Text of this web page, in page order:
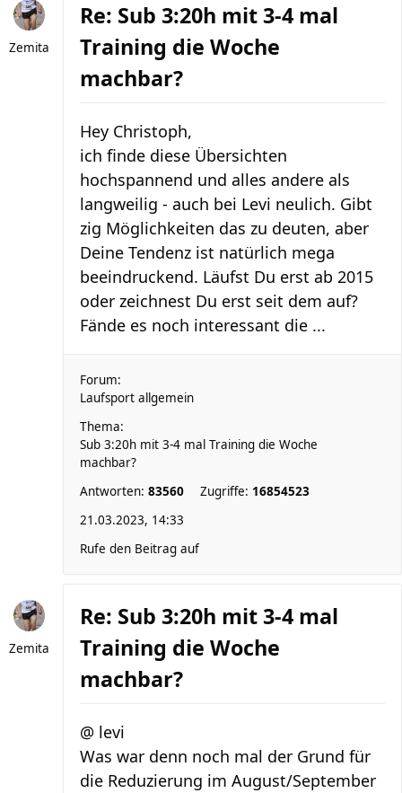
Zemita
Re: Sub 3:20h mit 3-4 mal
Training die Woche
machbar?
Hey Christoph,
ich finde diese Übersichten
hochspannend und alles andere als
langweilig - auch bei Levi neulich. Gibt
zig Möglichkeiten das zu deuten, aber
Deine Tendenz ist natürlich mega
beeindruckend. Läufst Du erst ab 2015
oder zeichnest Du erst seit dem auf?
Fände es noch interessant die ...
Forum:
Laufsport allgemein
Thema:
Sub 3:20h mit 3-4 mal Training die Woche
machbar?
Antworten: 83560 Zugriffe: 16854523
21.03.2023, 14:33
Rufe den Beitrag auf
Zemita
Re: Sub 3:20h mit 3-4 mal
Training die Woche
machbar?
@ levi
Was war denn noch mal der Grund für
die Reduzierung im August/September